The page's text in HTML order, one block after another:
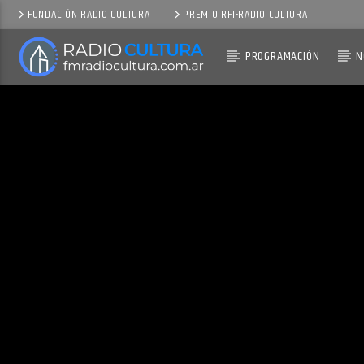
FUNDACIÓN RADIO CULTURA PREMIO RFI-RADIO CULTURA
PROGRAMACIÓN